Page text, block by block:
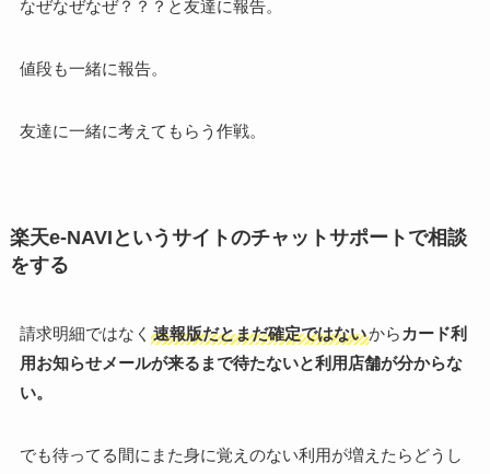
なぜなぜなぜ？？？と友達に報告。
値段も一緒に報告。
友達に一緒に考えてもらう作戦。
楽天e-NAVIというサイトのチャットサポートで相談
をする
請求明細ではなく 速報版だとまだ確定ではないから カード利
用お知らせメールが来るまで待たないと利用店舗が分からな
い。
でも待ってる間にまた身に覚えのない利用が増えたらどうし